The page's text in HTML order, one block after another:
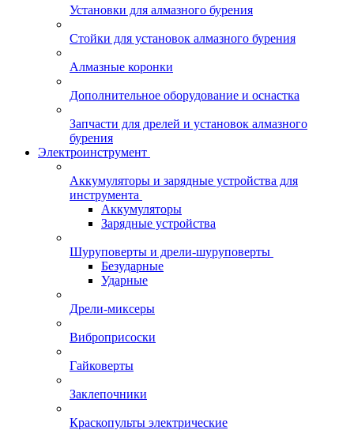
Установки для алмазного бурения
Стойки для установок алмазного бурения
Алмазные коронки
Дополнительное оборудование и оснастка
Запчасти для дрелей и установок алмазного
бурения
Электроинструмент
Аккумуляторы и зарядные устройства для
инструмента
Аккумуляторы
Зарядные устройства
Шуруповерты и дрели-шуруповерты
Безударные
Ударные
Дрели-миксеры
Виброприсоски
Гайковерты
Заклепочники
Краскопульты электрические